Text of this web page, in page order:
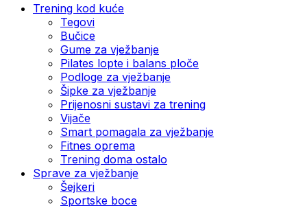
Trening kod kuće
Tegovi
Bučice
Gume za vježbanje
Pilates lopte i balans ploče
Podloge za vježbanje
Šipke za vježbanje
Prijenosni sustavi za trening
Vijače
Smart pomagala za vježbanje
Fitnes oprema
Trening doma ostalo
Sprave za vježbanje
Šejkeri
Sportske boce